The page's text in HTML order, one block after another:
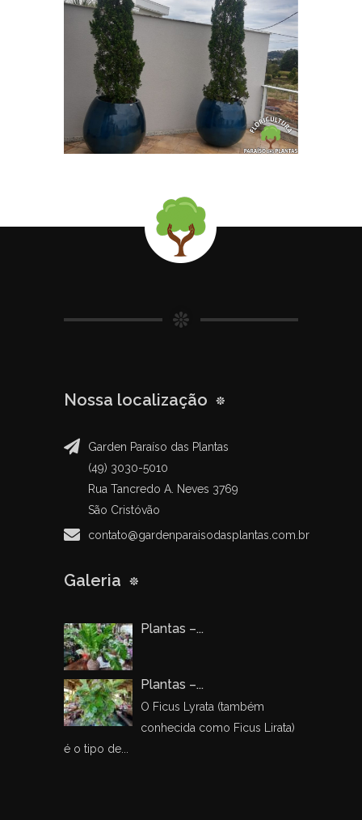
Vasos Decorativos
Nossa localização
Garden Paraíso das Plantas
(49) 3030-5010
Rua Tancredo A. Neves 3769
São Cristóvão
contato@gardenparaisodasplantas.com.br
Galeria
Plantas –...
Plantas –...
O Ficus Lyrata (também
conhecida como Ficus Lirata)
é o tipo de...